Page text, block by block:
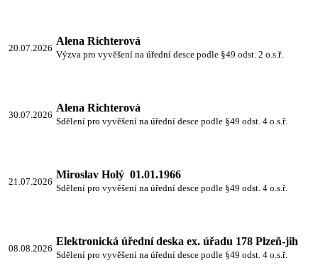
20.07.2026
Alena Richterová
Výzva pro vyvěšení na úřední desce podle §49 odst. 2 o.s.ř.
30.07.2026
Alena Richterová
Sdělení pro vyvěšení na úřední desce podle §49 odst. 4 o.s.ř.
21.07.2026
Miroslav Holý 01.01.1966
Sdělení pro vyvěšení na úřední desce podle §49 odst. 4 o.s.ř.
08.08.2026
Elektronická úřední deska ex. úřadu 178 Plzeň-jih
Sdělení pro vyvěšení na úřední desce podle §49 odst. 4 o.s.ř.